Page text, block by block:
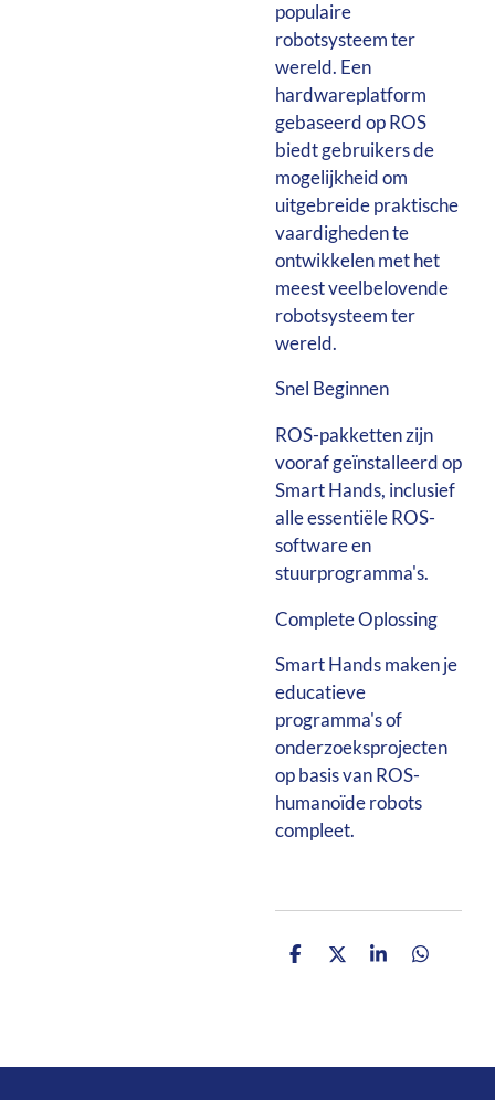
populaire
robotsysteem ter
wereld. Een
hardwareplatform
gebaseerd op ROS
biedt gebruikers de
mogelijkheid om
uitgebreide praktische
vaardigheden te
ontwikkelen met het
meest veelbelovende
robotsysteem ter
wereld.
Snel Beginnen
ROS-pakketten zijn
vooraf geïnstalleerd op
Smart Hands, inclusief
alle essentiële ROS-
software en
stuurprogramma's.
Complete Oplossing
Smart Hands maken je
educatieve
programma's of
onderzoeksprojecten
op basis van ROS-
humanoïde robots
compleet.
D
D
S
D